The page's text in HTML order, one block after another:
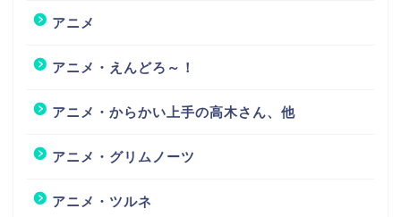
アニメ
アニメ・えんどろ～！
アニメ・からかい上手の高木さん、他
アニメ・グリムノーツ
アニメ・ツルネ